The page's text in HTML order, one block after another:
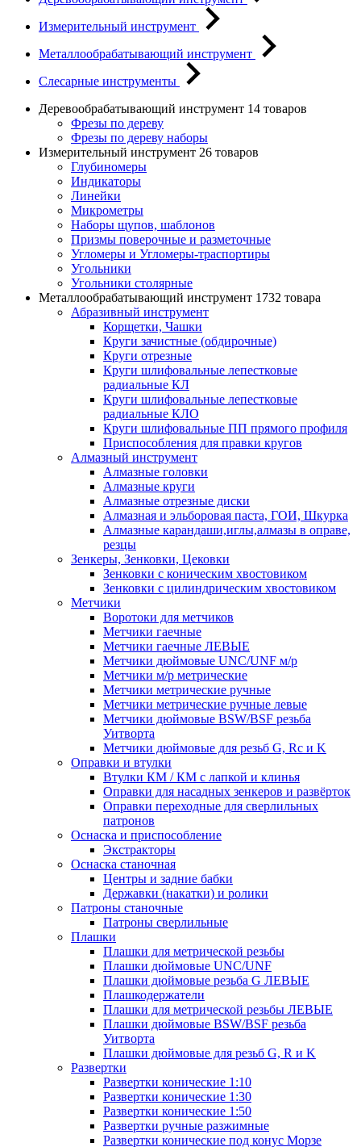
Измерительный инструмент
Металлообрабатывающий инструмент
Слесарные инструменты
Деревообрабатывающий инструмент 14 товаров
Фрезы по дереву
Фрезы по дереву наборы
Измерительный инструмент 26 товаров
Глубиномеры
Индикаторы
Линейки
Микрометры
Наборы щупов, шаблонов
Призмы поверочные и разметочные
Угломеры и Угломеры-траспортиры
Угольники
Угольники столярные
Металлообрабатывающий инструмент 1732 товара
Абразивный инструмент
Корщетки, Чашки
Круги зачистные (обдирочные)
Круги отрезные
Круги шлифовальные лепестковые
радиальные КЛ
Круги шлифовальные лепестковые
радиальные КЛО
Круги шлифовальные ПП прямого профиля
Приспособления для правки кругов
Алмазный инструмент
Алмазные головки
Алмазные круги
Алмазные отрезные диски
Алмазная и эльборовая паста, ГОИ, Шкурка
Алмазные карандаши,иглы,алмазы в оправе,
резцы
Зенкеры, Зенковки, Цековки
Зенковки с коническим хвостовиком
Зенковки с цилиндрическим хвостовиком
Метчики
Воротоки для метчиков
Метчики гаечные
Метчики гаечные ЛЕВЫЕ
Метчики дюймовые UNC/UNF м/р
Метчики м/р метрические
Метчики метрические ручные
Метчики метрические ручные левые
Метчики дюймовые BSW/BSF резьба
Уитворта
Метчики дюймовые для резьб G, Rc и K
Оправки и втулки
Втулки КМ / КМ с лапкой и клинья
Оправки для насадных зенкеров и развёрток
Оправки переходные для сверлильных
патронов
Оснаска и приспособление
Экстракторы
Оснаска станочная
Центры и задние бабки
Державки (накатки) и ролики
Патроны станочные
Патроны сверлильные
Плашки
Плашки для метрической резьбы
Плашки дюймовые UNC/UNF
Плашки дюймовые резьба G ЛЕВЫЕ
Плашкодержатели
Плашки для метрической резьбы ЛЕВЫЕ
Плашки дюймовые BSW/BSF резьба
Уитворта
Плашки дюймовые для резьб G, R и K
Развертки
Развертки конические 1:10
Развертки конические 1:30
Развертки конические 1:50
Развертки ручные разжимные
Развертки конические под конус Морзе